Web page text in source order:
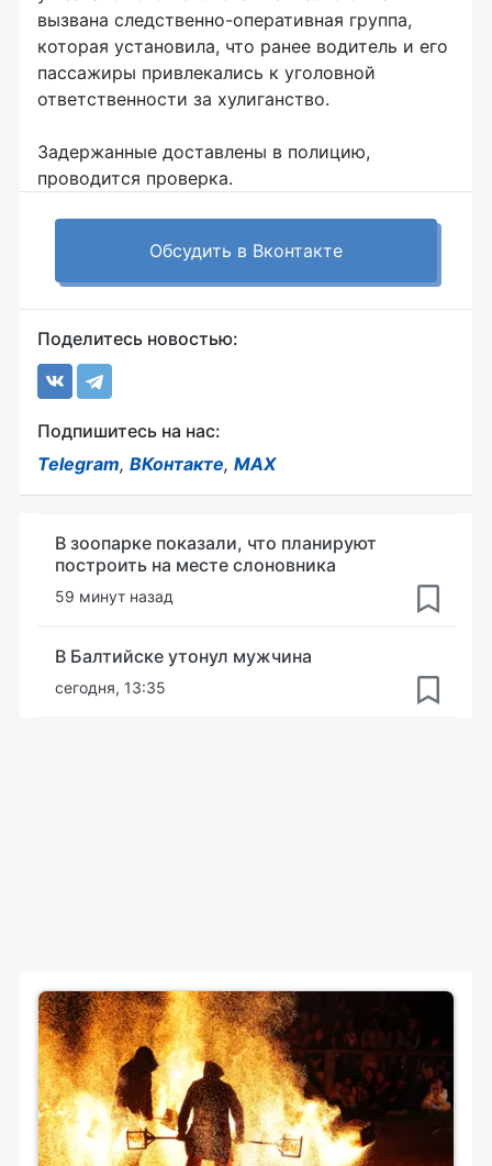
вызвана следственно-оперативная группа,
которая установила, что ранее водитель и его
пассажиры привлекались к уголовной
ответственности за хулиганство.
Задержанные доставлены в полицию,
проводится проверка.
Обсудить в Вконтакте
Поделитесь новостью:
Подпишитесь на нас:
Telegram, ВКонтакте, MAX
В зоопарке показали, что планируют
построить на месте слоновника
59 минут назад
В Балтийске утонул мужчина
сегодня, 13:35